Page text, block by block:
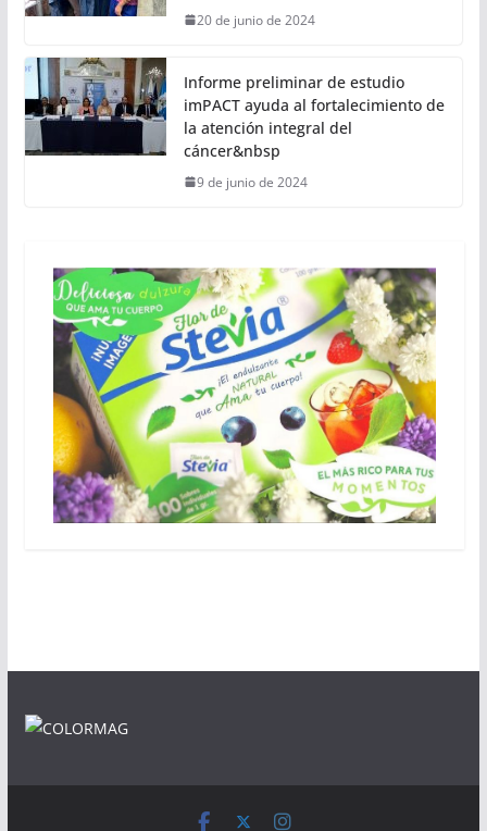
20 de junio de 2024
Informe preliminar de estudio
imPACT ayuda al fortalecimiento de
la atención integral del
cáncer&nbsp
9 de junio de 2024